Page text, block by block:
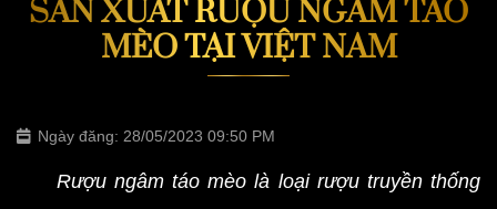
SẢN XUẤT RƯỢU NGÂM TÁO
MÈO TẠI VIỆT NAM
Ngày đăng: 28/05/2023 09:50 PM
Rượu ngâm táo mèo là loại rượu truyền thống